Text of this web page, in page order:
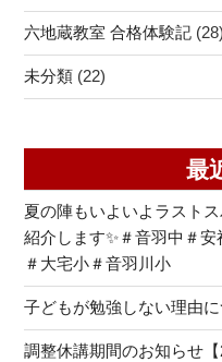
六地蔵教室 合格体験記 (28)
未分類 (22)
最
夏の陣もいよいよラスト
紹介します✨＃音羽中＃
＃大宅小＃音羽川小
子どもが勉強しない理由
調整休講期間のお知らせ